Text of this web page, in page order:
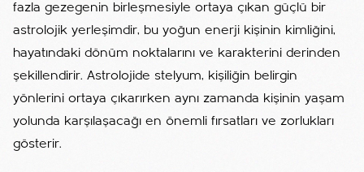
fazla gezegenin birleşmesiyle ortaya çıkan güçlü bir
astrolojik yerleşimdir, bu yoğun enerji kişinin kimliğini,
hayatındaki dönüm noktalarını ve karakterini derinden
şekillendirir. Astrolojide stelyum, kişiliğin belirgin
yönlerini ortaya çıkarırken aynı zamanda kişinin yaşam
yolunda karşılaşacağı en önemli fırsatları ve zorlukları
gösterir.